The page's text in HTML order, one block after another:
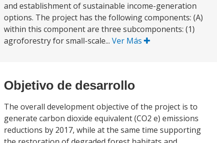
and establishment of sustainable income-generation
options. The project has the following components: (A)
within this component are three subcomponents: (1)
agroforestry for small-scale... Ver Más
Objetivo de desarrollo
The overall development objective of the project is to
generate carbon dioxide equivalent (CO2 e) emissions
reductions by 2017, while at the same time supporting